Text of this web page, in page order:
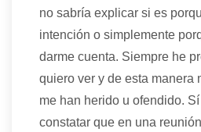
no sabría explicar si es
intención o simplemente
darme cuenta. Siempre he
quiero ver y de esta manera
me han herido u ofendido.
constatar que en una